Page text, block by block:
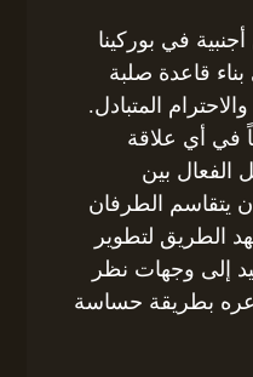
في بوركينا
قاعدة صلبة
المتبادل.
في أي علاقة
الفعال بين
يتقاسم الطرفان
الطريق لتطوير
إلى وجهات نظر
بطريقة حساسة